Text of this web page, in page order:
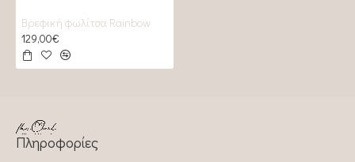
Βρεφική φωλίτσα Rainbow
129,00€
Πληροφορίες